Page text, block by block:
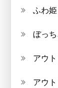
ふわ姫
ぼっち
アウ
アウ